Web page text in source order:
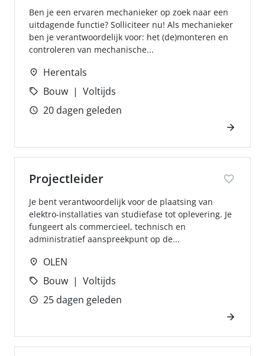
Ben je een ervaren mechanieker op zoek naar een
uitdagende functie? Solliciteer nu! Als mechanieker
ben je verantwoordelijk voor: het (de)monteren en
controleren van mechanische...
Herentals
Bouw
Voltijds
20 dagen geleden
Projectleider
Je bent verantwoordelijk voor de plaatsing van
elektro-installaties van studiefase tot oplevering. Je
fungeert als commercieel, technisch en
administratief aanspreekpunt op de...
OLEN
Bouw
Voltijds
25 dagen geleden